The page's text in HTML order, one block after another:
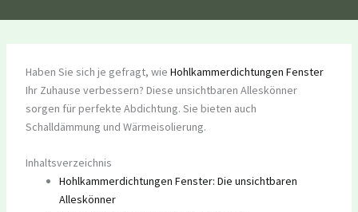
Haben Sie sich je gefragt, wie Hohlkammerdichtungen Fenster
Ihr Zuhause verbessern? Diese unsichtbaren Alleskönner
sorgen für perfekte Abdichtung. Sie bieten auch
Schalldämmung und Wärmeisolierung.
Inhaltsverzeichnis
Hohlkammerdichtungen Fenster: Die unsichtbaren
Alleskönner